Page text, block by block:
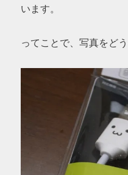
います。
ってことで、写真をどう